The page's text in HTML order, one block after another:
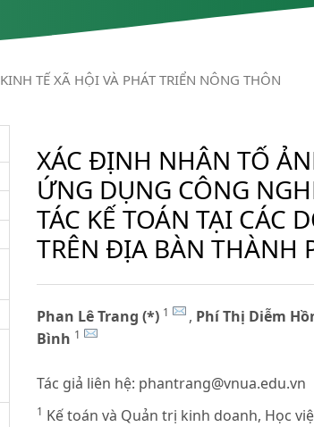
KINH TẾ XÃ HỘI VÀ PHÁT TRIỂN NÔNG THÔN
XÁC ĐỊNH NHÂN TỐ
ỨNG DỤNG CÔNG
TÁC KẾ TOÁN TẠI CÁC
TRÊN ĐỊA BÀN THÀNH
Phan Lê Trang (*) 1 , Phí Thị Diễm
Bình 1
Tác giả liên hệ: phantrang@vnua.edu.vn
1 Kế toán và Quản trị kinh doanh, Học